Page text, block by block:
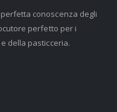
conoscenza degli
perfetto per i
della pasticceria.